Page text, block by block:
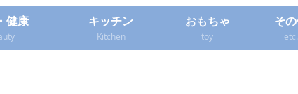
健康
キッチン
Kitchen
おもちゃ
toy
そ
etc.